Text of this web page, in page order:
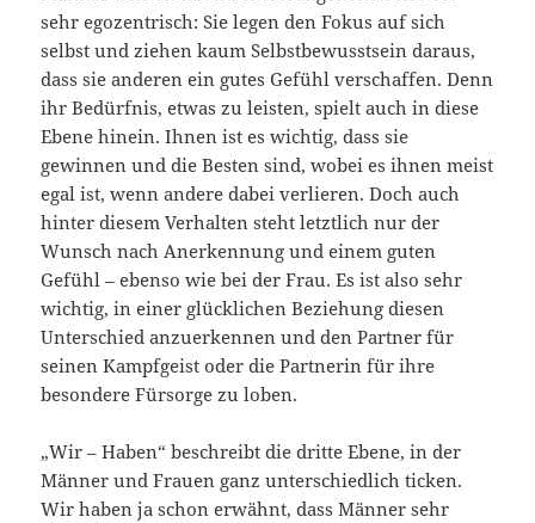
sehr egozentrisch: Sie legen den Fokus auf sich
selbst und ziehen kaum Selbstbewusstsein daraus,
dass sie anderen ein gutes Gefühl verschaffen. Denn
ihr Bedürfnis, etwas zu leisten, spielt auch in diese
Ebene hinein. Ihnen ist es wichtig, dass sie
gewinnen und die Besten sind, wobei es ihnen meist
egal ist, wenn andere dabei verlieren. Doch auch
hinter diesem Verhalten steht letztlich nur der
Wunsch nach Anerkennung und einem guten
Gefühl – ebenso wie bei der Frau. Es ist also sehr
wichtig, in einer glücklichen Beziehung diesen
Unterschied anzuerkennen und den Partner für
seinen Kampfgeist oder die Partnerin für ihre
besondere Fürsorge zu loben.
„Wir – Haben“ beschreibt die dritte Ebene, in der
Männer und Frauen ganz unterschiedlich ticken.
Wir haben ja schon erwähnt, dass Männer sehr